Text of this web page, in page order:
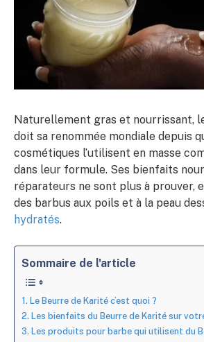
Naturellement gras et nourrissant,
doit sa renommée mondiale depuis
cosmétiques l’utilisent en masse
dans leur formule. Ses bienfaits
réparateurs ne sont plus à prouver,
des barbus aux poils et à la peau
hydratés.
Sommaire de l'article
Le Beurre de Karité c’est quoi ?
Les bienfaits du Beurre de Karité sur
Les produits pour barbe qui utilisent du